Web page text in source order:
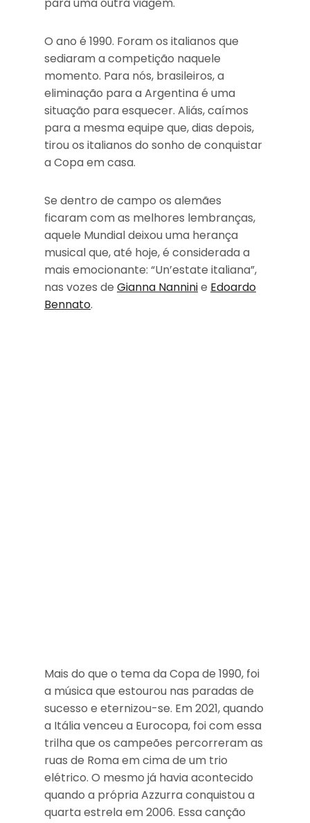
O ano é 1990. Foram os italianos que
sediaram a competição naquele
momento. Para nós, brasileiros, a
eliminação para a Argentina é uma
situação para esquecer. Aliás, caímos
para a mesma equipe que, dias depois,
tirou os italianos do sonho de conquistar
a Copa em casa.
Se dentro de campo os alemães
ficaram com as melhores lembranças,
aquele Mundial deixou uma herança
musical que, até hoje, é considerada a
mais emocionante: “Un’estate italiana”,
nas vozes de Gianna Nanninie Edoardo
Bennato.
Mais do que o tema da Copa de 1990, foi
a música que estourou nas paradas de
sucesso e eternizou-se. Em 2021, quando
a Itália venceu a Eurocopa, foi com essa
trilha que os campeões percorreram as
ruas de Roma em cima de um trio
elétrico. O mesmo já havia acontecido
quando a própria Azzurra conquistou a
quarta estrela em 2006. Essa canção